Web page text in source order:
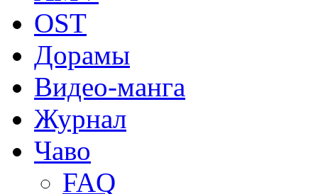
OST
Дорамы
Видео-манга
Журнал
Чаво
FAQ